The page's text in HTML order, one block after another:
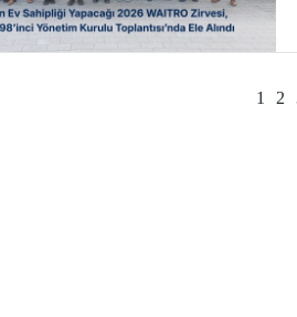
1 2